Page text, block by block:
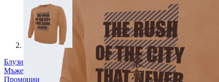
Блузи
Мъже
Промоции